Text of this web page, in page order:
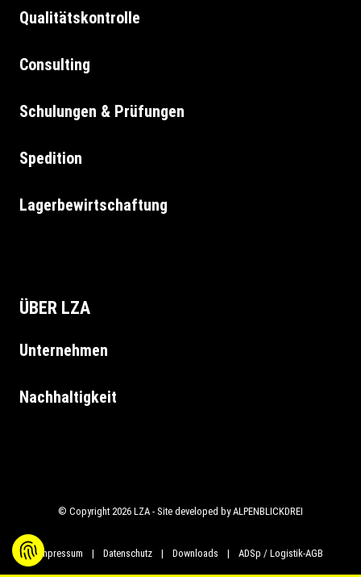
Qualitätskontrolle
Consulting
Schulungen & Prüfungen
Spedition
Lagerbewirtschaftung
ÜBER LZA
Unternehmen
Nachhaltigkeit
© Copyright 2026 LZA - Site developed byALPENBLICKDREI
Impressum | Datenschutz | Downloads | ADSp / Logistik-AGB